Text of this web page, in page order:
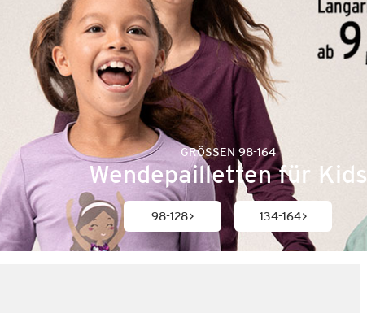
GRÖSSEN 98-164
Wendepailletten für Kids
98-128 134-164